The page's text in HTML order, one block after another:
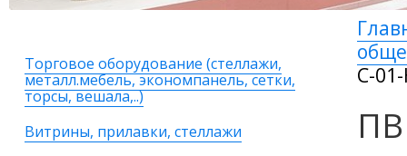
Торговое оборудование (стеллажи,
металл.мебель, экономпанель, сетки,
торсы, вешала,..)
Витрины, прилавки, стеллажи
С-